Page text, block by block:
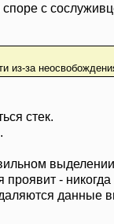
с
из-за
стек.
проявит -
данные